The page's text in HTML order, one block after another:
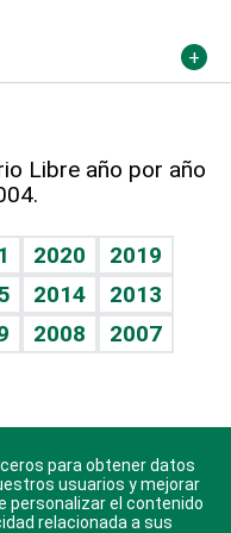
Libre año por año
2020
2019
2014
2013
2008
2007
para Android, iOS y
para obtener datos
usuarios y mejorar
personalizar el contenido
relacionada a sus